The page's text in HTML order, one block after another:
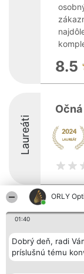
ORLY
01:40
Dobrý deň, radi
príslušnú tému
8.5
Laureáti
Organizátor
Bright Side Solutions sp. z
ul. Ruska 22
Wrocław 50-079
KRS 0000749100 | Regon
381313360 | NIP